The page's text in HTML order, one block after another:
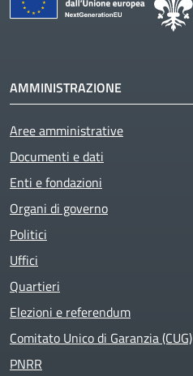
AMMINISTRAZIONE
Aree amministrative
Documenti e dati
Enti e fondazioni
Organi di governo
Politici
Uffici
Quartieri
Elezioni e referendum
Comitato Unico di Garanzia (CUG)
PNRR